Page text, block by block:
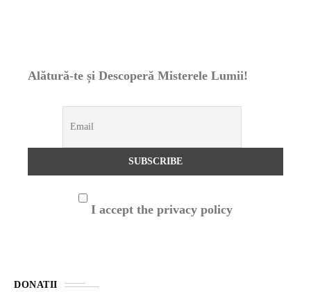
Alătură-te și Descoperă Misterele Lumii!
I accept the privacy policy
DONATII